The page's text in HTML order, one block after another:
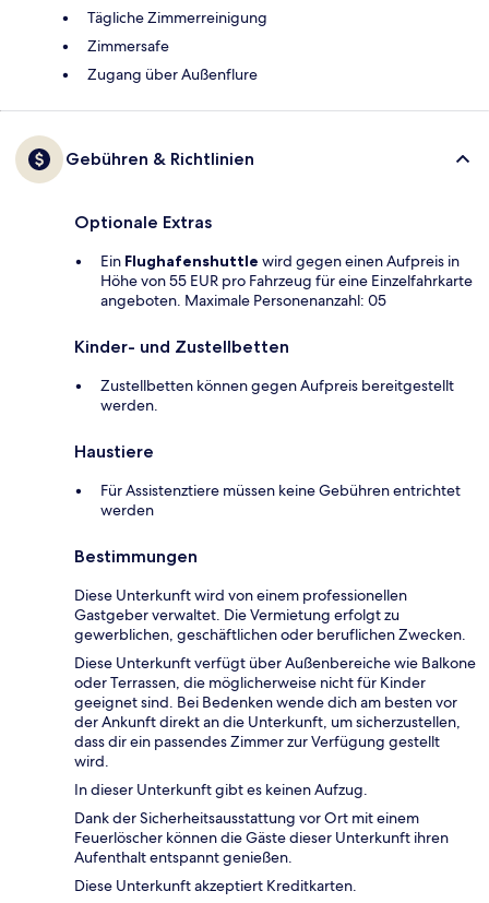
Tägliche Zimmerreinigung
Zimmersafe
Zugang über Außenflure
Gebühren & Richtlinien
Optionale Extras
Ein Flughafenshuttle wird gegen einen Aufpreis in
Höhe von 55 EUR pro Fahrzeug für eine Einzelfahrkarte
angeboten. Maximale Personenanzahl: 05
Kinder- und Zustellbetten
Zustellbetten können gegen Aufpreis bereitgestellt
werden.
Haustiere
Für Assistenztiere müssen keine Gebühren entrichtet
werden
Bestimmungen
Diese Unterkunft wird von einem professionellen
Gastgeber verwaltet. Die Vermietung erfolgt zu
gewerblichen, geschäftlichen oder beruflichen Zwecken.
Diese Unterkunft verfügt über Außenbereiche wie Balkone
oder Terrassen, die möglicherweise nicht für Kinder
geeignet sind. Bei Bedenken wende dich am besten vor
der Ankunft direkt an die Unterkunft, um sicherzustellen,
dass dir ein passendes Zimmer zur Verfügung gestellt
wird.
In dieser Unterkunft gibt es keinen Aufzug.
Dank der Sicherheitsausstattung vor Ort mit einem
Feuerlöscher können die Gäste dieser Unterkunft ihren
Aufenthalt entspannt genießen.
Diese Unterkunft akzeptiert Kreditkarten.